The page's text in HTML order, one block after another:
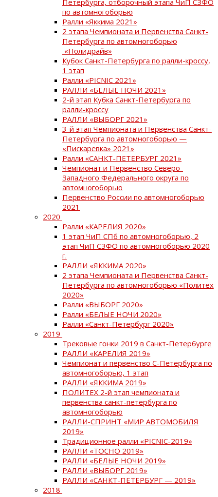
по автомногоборью
Ралли «Яккима 2021»
2 этапа Чемпионата и Первенства Санкт-
Петербурга по автомногоборью
«Полидрайв»
Кубок Санкт-Петербурга по ралли-кроссу,
1 этап
Ралли «PICNIC 2021»
РАЛЛИ «БЕЛЫЕ НОЧИ 2021»
2-й этап Кубка Санкт-Петербурга по
ралли-кроссу
РАЛЛИ «ВЫБОРГ 2021»
3-й этап Чемпионата и Первенства Санкт-
Петербурга по автомногоборью —
«Пискаревка» 2021»
Ралли «САНКТ-ПЕТЕРБУРГ 2021»
Чемпионат и Первенство Северо-
Западного Федерального округа по
автомногоборью
Первенство России по автомногоборью
2021
2020
Ралли «КАРЕЛИЯ 2020»
1 этап ЧиП СПб по автомногоборью, 2
этап ЧиП СЗФО по автомногоборью 2020
г.
РАЛЛИ «ЯККИМА 2020»
2 этапа Чемпионата и Первенства Санкт-
Петербурга по автомногоборью «Политех
2020»
Ралли «ВЫБОРГ 2020»
Ралли «БЕЛЫЕ НОЧИ 2020»
Ралли «Санкт-Петербург 2020»
2019
Трековые гонки 2019 в Санкт-Петербурге
РАЛЛИ «КАРЕЛИЯ 2019»
Чемпионат и первенство С-Петербурга по
автомногоборью, 1 этап
РАЛЛИ «ЯККИМА 2019»
ПОЛИТЕХ 2-й этап чемпионата и
первенства санкт-петербурга по
автомногоборью
РАЛЛИ-СПРИНТ «МИР АВТОМОБИЛЯ
2019»
Традиционное ралли «PICNIC-2019»
РАЛЛИ «ТОСНО 2019»
РАЛЛИ «БЕЛЫЕ НОЧИ 2019»
РАЛЛИ «ВЫБОРГ 2019»
РАЛЛИ «САНКТ-ПЕТЕРБУРГ — 2019»
2018